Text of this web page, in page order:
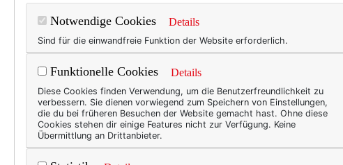
„Ach,
Notwendige Cookies Details
Sind für die einwandfreie Funktion der Website erforderlich.
Funktionelle Cookies Details
Diese Cookies finden Verwendung, um die Benutzerfreundlichkeit zu
verbessern. Sie dienen vorwiegend zum Speichern von Einstellungen,
die du bei früheren Besuchen der Website gemacht hast. Ohne diese
Cookies stehen dir einige Features nicht zur Verfügung. Keine
Übermittlung an Drittanbieter.